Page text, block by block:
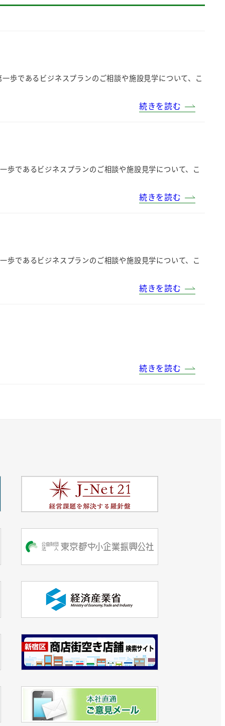
歩であるビジネスプランのご相談や施設見学について、こ
続きを読む
歩であるビジネスプランのご相談や施設見学について、こ
続きを読む
歩であるビジネスプランのご相談や施設見学について、こ
続きを読む
続きを読む